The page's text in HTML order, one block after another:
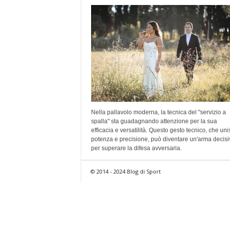
Nella pallavolo moderna, la tecnica del "servizio a
spalla" sta guadagnando attenzione per la sua
efficacia e versatilità. Questo gesto tecnico, che
potenza e precisione, può diventare un'arma
per superare la difesa avversaria.
© 2014 - 2024 Blog di Sport